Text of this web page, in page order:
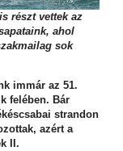
részt vettek az
ahol
sok
immár az 51.
felében. Bár
strandon
azért a
II.